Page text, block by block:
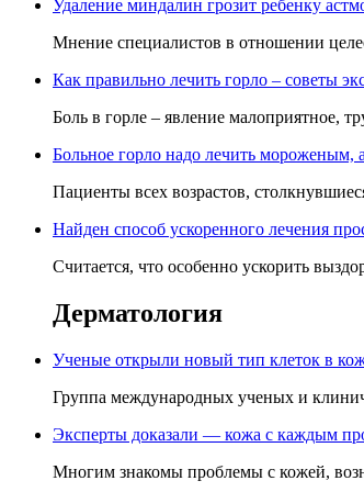
Удаление миндалин грозит ребенку
Мнение специалистов в отношении
Как правильно лечить горло – советы
Боль в горле – явление малоприятное,
Больное горло надо лечить мороженым,
Пациенты всех возрастов,
Найден способ ускоренного лечения
Считается, что особенно ускорить
Дерматология
Ученые открыли новый тип клеток в
Группа международных ученых и
Эксперты доказали — кожа с каждым
Многим знакомы проблемы с кожей,